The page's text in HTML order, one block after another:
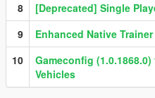
8
[Deprecated] Single
9
Enhanced Native Trainer
10
Gameconfig
Vehicles